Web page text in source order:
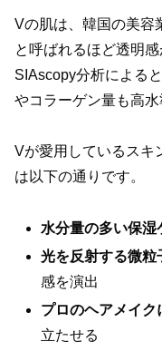
Vの肌は、韓国の美容
と呼ばれるほど透明
SIAscopy分析による
やコラーゲン量も高水
Vが愛用しているスキ
は以下の通りです。
水分量の多い保湿
光を反射する微粒
感を演出
プロのヘアメイク
立たせる